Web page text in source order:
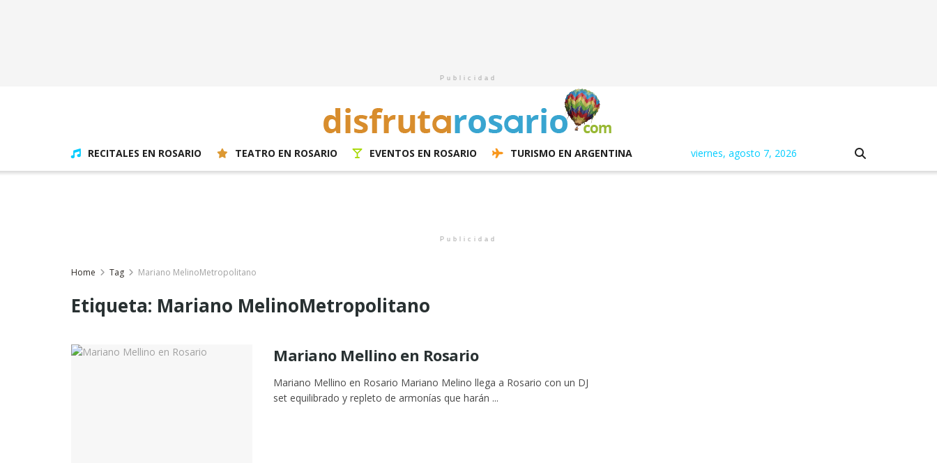
Publicidad
RECITALES EN ROSARIO TEATRO EN ROSARIO EVENTOS EN ROSARIO TURISMO EN ARGENTINA viernes, agosto 7, 2026
Publicidad
Home Tag Mariano MelinoMetropolitano
Etiqueta: Mariano MelinoMetropolitano
Mariano Mellino en Rosario
Mariano Mellino en Rosario Mariano Melino llega a Rosario con un DJ
set equilibrado y repleto de armonías que harán ...